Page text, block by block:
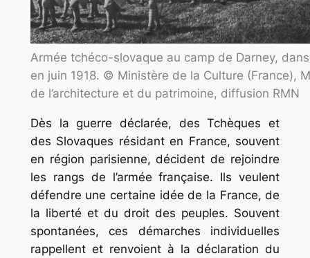
Armée tchéco-slovaque au camp de Darney,
en juin 1918. © Ministère de la Culture (France),
de l’architecture et du patrimoine, diffusion RMN
Dès la guerre déclarée, des Tchèques et
des Slovaques résidant en France, souvent
en région parisienne, décident de rejoindre
les rangs de l’armée française. Ils veulent
défendre une certaine idée de la France, de
la liberté et du droit des peuples. Souvent
spontanées, ces démarches individuelles
rappellent et renvoient à la déclaration du